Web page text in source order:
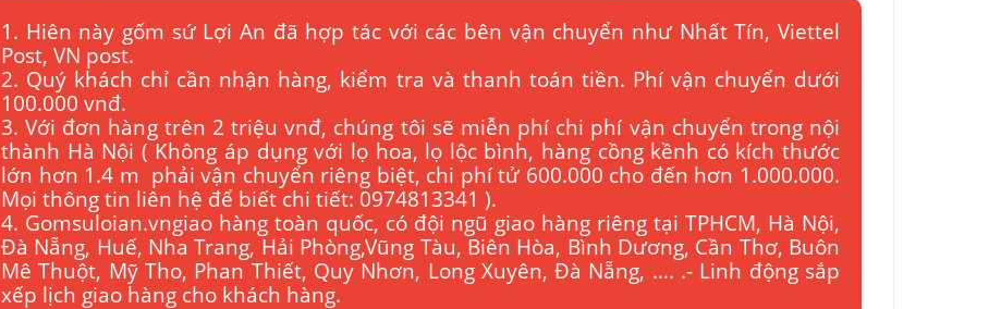
1. Hiên này gốm sứ Lợi An đã hợp tác với các bên vận chuyển như Nhất Tín, Viettel
Post, VN post.
2. Quý khách chỉ cần nhận hàng, kiểm tra và thanh toán tiền. Phí vận chuyển dưới
100.000 vnđ.
3. Với đơn hàng trên 2 triệu vnđ, chúng tôi sẽ miễn phí chi phí vận chuyển trong nội
thành Hà Nội ( Không áp dụng với lọ hoa, lọ lộc bình, hàng cồng kềnh có kích thước
lớn hơn 1.4 m phải vận chuyển riêng biệt, chi phí tử 600.000 cho đến hơn 1.000.000.
Mọi thông tin liên hệ để biết chi tiết: 0974813341 ).
4. Gomsuloian.vngiao hàng toàn quốc, có đội ngũ giao hàng riêng tại TPHCM, Hà Nội,
Đà Nẵng, Huế, Nha Trang, Hải Phòng,Vũng Tàu, Biên Hòa, Bình Dương, Cần Thơ, Buôn
Mê Thuột, Mỹ Tho, Phan Thiết, Quy Nhơn, Long Xuyên, Đà Nẵng, …. .- Linh động sắp
xếp lịch giao hàng cho khách hàng.